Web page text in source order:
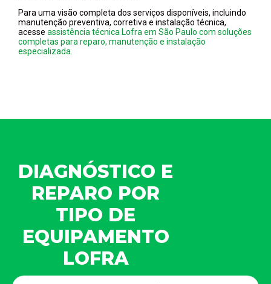
Para uma visão completa dos serviços disponíveis, incluindo
manutenção preventiva, corretiva e instalação técnica,
acesse assistência técnica Lofra em São Paulo com soluções
completas para reparo, manutenção e instalação
especializada.
DIAGNÓSTICO E
REPARO POR
TIPO DE
EQUIPAMENTO
LOFRA